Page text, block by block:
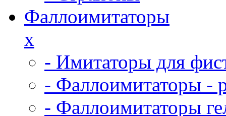
Фаллоимитаторы
x
- Имитаторы для
- Фаллоимитаторы -
- Фаллоимитаторы